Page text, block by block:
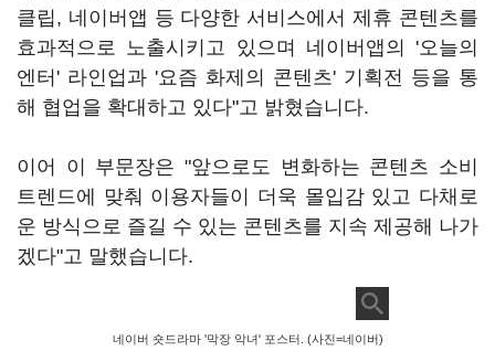
클립, 네이버앱 등 다양한 서비스에서 제휴 콘텐츠를
효과적으로 노출시키고 있으며 네이버앱의 '오늘의
엔터' 라인업과 '요즘 화제의 콘텐츠' 기획전 등을 통
해 협업을 확대하고 있다"고 밝혔습니다.
이어 이 부문장은 "앞으로도 변화하는 콘텐츠 소비
트렌드에 맞춰 이용자들이 더욱 몰입감 있고 다채로
운 방식으로 즐길 수 있는 콘텐츠를 지속 제공해 나가
겠다"고 말했습니다.
네이버 숏드라마 '막장 악녀' 포스터. (사진=네이버)